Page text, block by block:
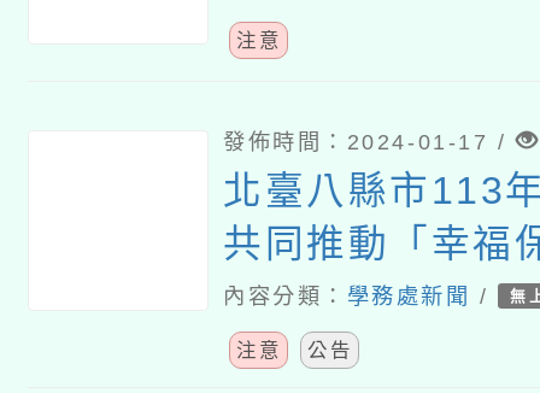
注意
發佈時間：2024-01-17 /
北臺八縣市113
共同推動「幸福
畫」一案
內容分類： 學務處新聞 / 無
注意 公告